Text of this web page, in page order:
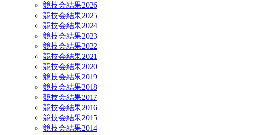
競技会結果2026
競技会結果2025
競技会結果2024
競技会結果2023
競技会結果2022
競技会結果2021
競技会結果2020
競技会結果2019
競技会結果2018
競技会結果2017
競技会結果2016
競技会結果2015
競技会結果2014